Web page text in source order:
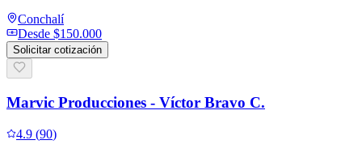
Conchalí
Desde $150.000
Solicitar cotización
Marvic Producciones - Víctor Bravo C.
4.9 (90)